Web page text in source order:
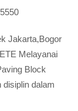
Jakarta,Bogor
Melayanai
Block
disiplin dalam